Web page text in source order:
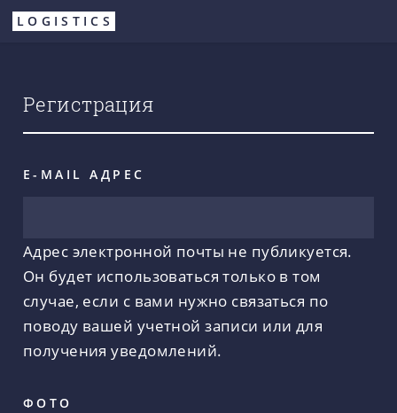
Перейти
LOGISTICS
Регистрация
E-MAIL АДРЕС
Адрес электронной почты не публикуется.
Он будет использоваться только в том
случае, если с вами нужно связаться по
поводу вашей учетной записи или для
получения уведомлений.
ФОТО